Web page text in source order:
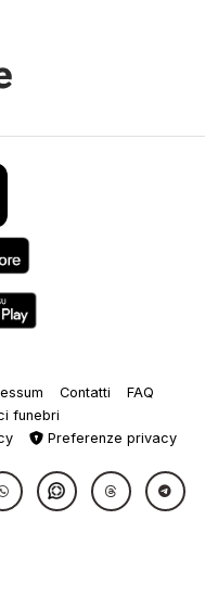
Contatti
FAQ
funebri
Preferenze privacy